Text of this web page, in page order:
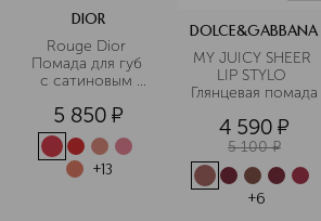
DIOR
Rouge Dior
Помада для губ
с сатиновым
5 850 ¤
+13
DOLCE&GABBANA
MY JUICY SHEER
LIP STYLO
Глянцевая помада
4 590 ¤
5 100 ¤
+6